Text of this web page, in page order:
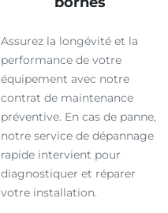
Assurez la longévité et la
performance de votre
équipement avec notre
contrat de maintenance
préventive. En cas de panne,
notre service de dépannage
rapide intervient pour
diagnostiquer et réparer
votre installation.